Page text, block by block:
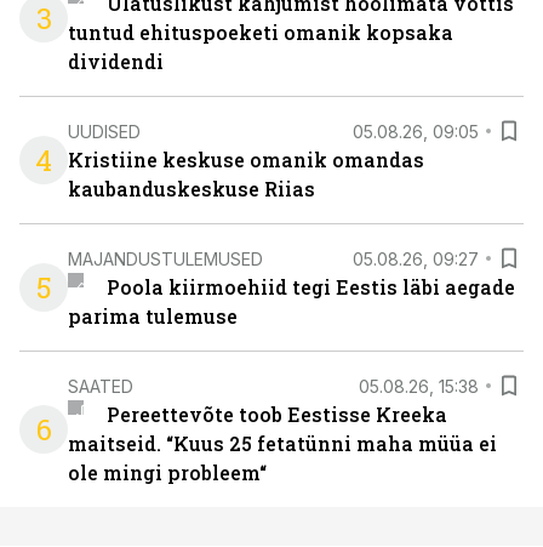
3
tuntud ehituspoeketi omanik kopsaka
dividendi
4
UUDISED 05.08.26, 09:05
Kristiine keskuse omanik omandas
kaubanduskeskuse Riias
5
MAJANDUSTULEMUSED 05.08.26, 09:27
Poola kiirmoehiid tegi Eestis läbi aegade
parima tulemuse
6
SAATED 05.08.26, 15:38
Pereettevõte toob Eestisse Kreeka
maitseid. “Kuus 25 fetatünni maha müüa ei
ole mingi probleem“